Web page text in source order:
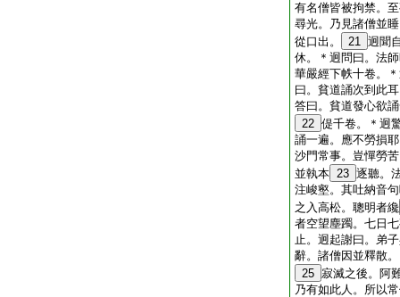
有名僧皆被拘禁。
尋光。乃見諸僧並
從口出。
21 迥聞
休。＊迥問曰。法
華嚴經下帙十卷。
曰。貧道誦次到此
答曰。貧道發心欲
22 偍千卷。＊迥
誦一遍。應不勞損
沙門常事。豈憚勞
並執本 23 逐聽。
注峻壑。其吐納音
之入高松。聰明者纔
者空望塵躅。七日
止。迥起謝曰。弟
辭。諸僧因並釋散
25 寂滅之後。阿
乃有如此人。所以